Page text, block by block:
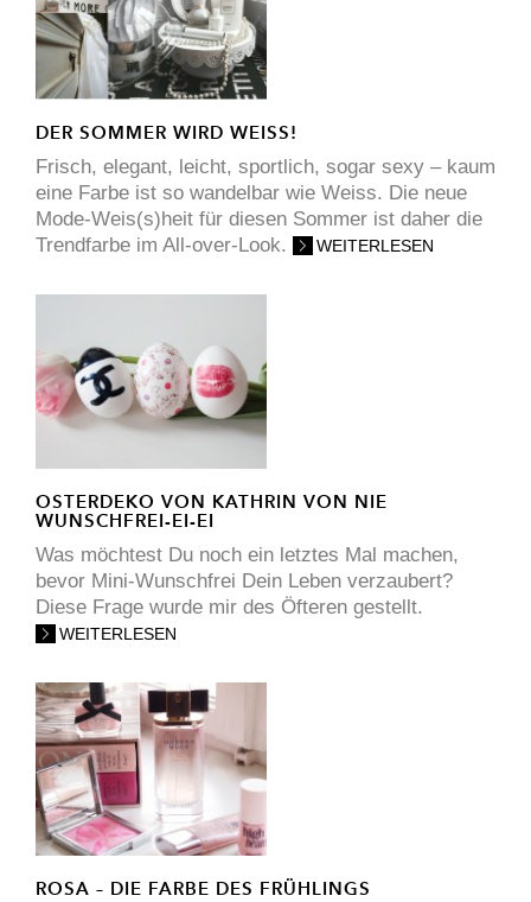
DER SOMMER WIRD WEISS!
Frisch, elegant, leicht, sportlich, sogar sexy – kaum
eine Farbe ist so wandelbar wie Weiss. Die neue
Mode-Weis(s)heit für diesen Sommer ist daher die
Trendfarbe im All-over-Look.
WEITERLESEN
OSTERDEKO VON KATHRIN VON NIE
WUNSCHFREI-EI-EI
Was möchtest Du noch ein letztes Mal machen,
bevor Mini-Wunschfrei Dein Leben verzaubert?
Diese Frage wurde mir des Öfteren gestellt.
WEITERLESEN
ROSA – DIE FARBE DES FRÜHLINGS